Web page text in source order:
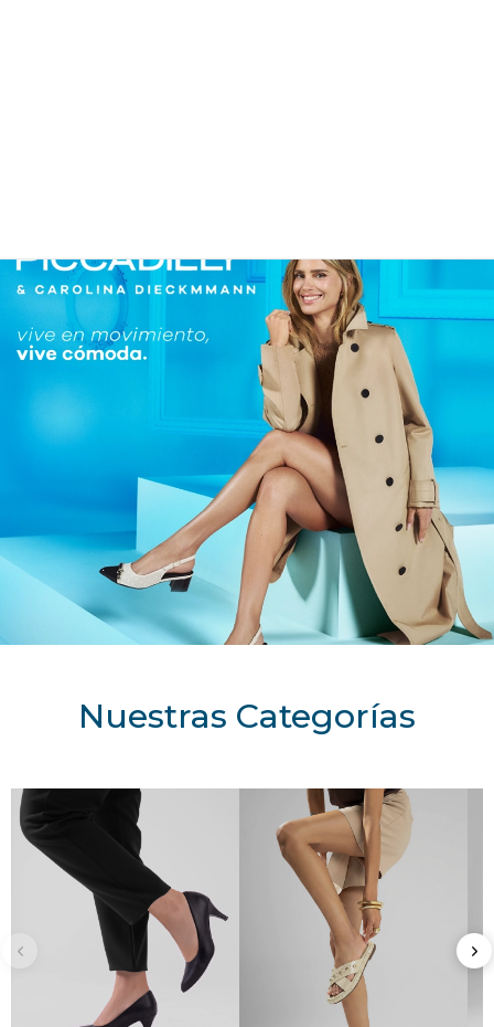
Nuestras Categorías